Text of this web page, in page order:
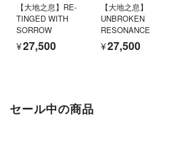
【大地之息】RE-
TINGED WITH
SORROW
¥27,500
【大地之息】
UNBROKEN
RESONANCE
¥27,500
セール中の商品